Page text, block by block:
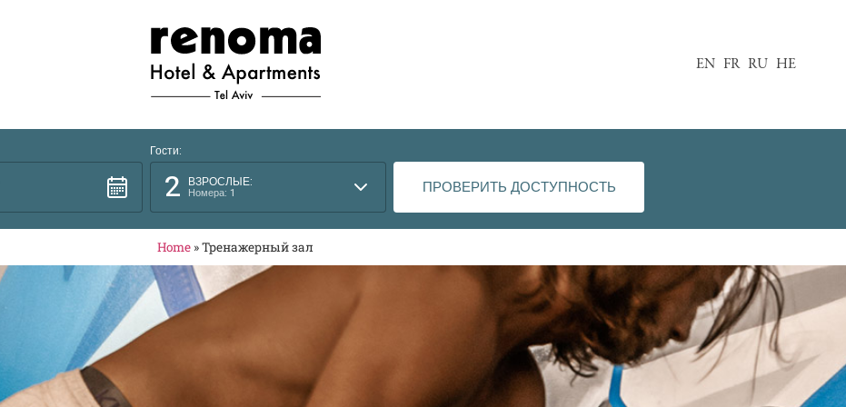
EN FR RU HE
Гости:
2 ВЗРОСЛЫЕ:
Номера: 1
Home »Тренажерный зал